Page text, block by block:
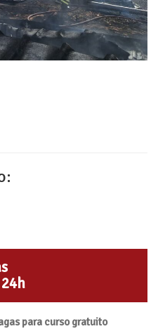
para curso gratuito